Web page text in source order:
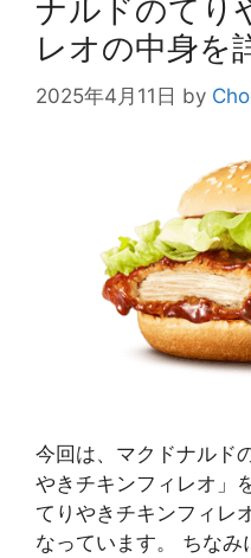
ナルドのてり
レオの中身を
2025年4月11日 by
今回は、マクドナルド
やきチキンフィレオ」
てりやきチキンフィレ
なっています。 ちなみ